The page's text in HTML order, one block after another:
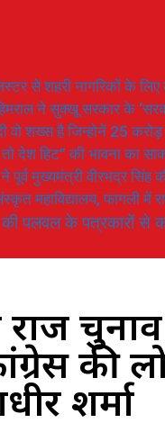
से शहरी नागरिकों के
ने सुक्खू सरकार के
वो शख्स है जिन्होनें 25 करोड़
देश हिट” की भावना का
पूर्व मुख्यमंत्री वीरभद्र सिंह
महाविद्यालय, फागली में
पलवल के पत्रकारों से
चुनाव
की
शर्मा